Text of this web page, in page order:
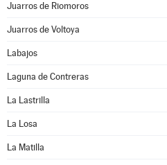
Juarros de Riomoros
Juarros de Voltoya
Labajos
Laguna de Contreras
La Lastrilla
La Losa
La Matilla